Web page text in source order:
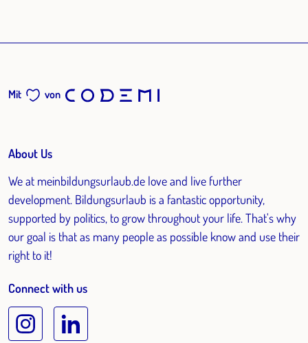
Mit von
About Us
We at meinbildungsurlaub.de love and live further
development. Bildungsurlaub is a fantastic opportunity,
supported by politics, to grow throughout your life. That's why
our goal is that as many people as possible know and use their
right to it!
Connect with us